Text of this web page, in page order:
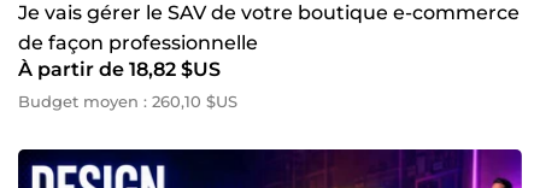
Je vais gérer le SAV de votre boutique e-commerce
de façon professionnelle
À partir de 18,82 $US
Budget moyen : 260,10 $US